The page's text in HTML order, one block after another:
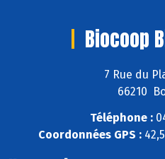
Biocoop
7 Rue du
66210
Téléphone :
Coordonnées GPS :